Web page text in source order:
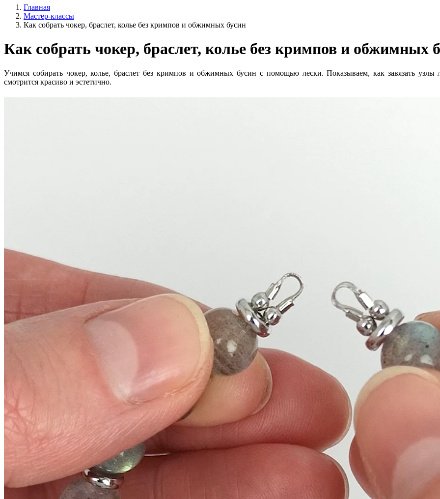
Главная
Мастер-классы
Как собрать чокер, браслет, колье без кримпов и обжимных бусин
Как собрать чокер, браслет, колье без кримпов и обжимных
Учимся собирать чокер, колье, браслет без кримпов и обжимных бусин с помощью лески. Показываем, как завязать узлы
смотрится красиво и эстетично.